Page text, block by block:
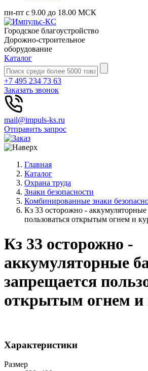
пн-пт с 9.00 до 18.00 МСК
Городское благоустройство
Дорожно-строительное
оборудование
Каталог
+7 495 234 73 63
Заказать звонок
mail@impuls-ks.ru
Отправить запрос
Главная
Каталог
Охрана труда
Знаки безопасности
Комбинированные знаки
Кз 33 осторожно - аккумуляторные
пользоваться открытым огнем и
Кз 33 осторожно -
аккумуляторные
запрещается
открытым огнем и
Характеристики
Размер